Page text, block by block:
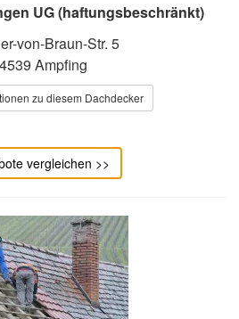
UG (haftungsbeschränkt)
von-Braun-Str. 5
Ampfing
zu diesem Dachdecker
vergleichen >>